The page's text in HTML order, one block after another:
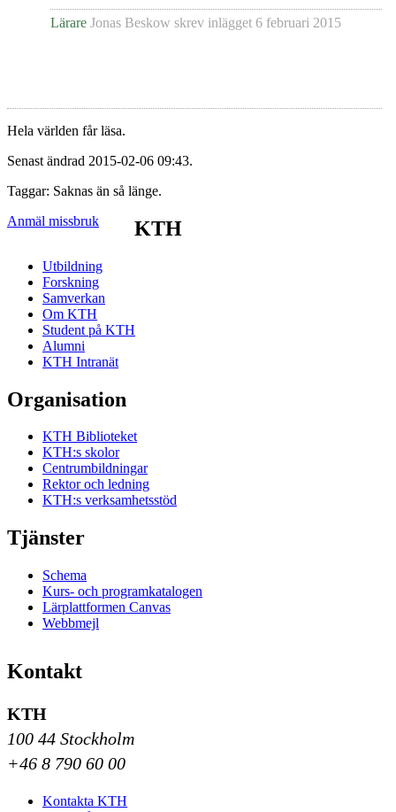
Lärare Jonas Beskow skrev inlägget 6 februari 2015
Hela världen får läsa.
Senast ändrad 2015-02-06 09:43.
Taggar: Saknas än så länge.
Anmäl missbruk
KTH
Utbildning
Forskning
Samverkan
Om KTH
Student på KTH
Alumni
KTH Intranät
Organisation
KTH Biblioteket
KTH:s skolor
Centrumbildningar
Rektor och ledning
KTH:s verksamhetsstöd
Tjänster
Schema
Kurs- och programkatalogen
Lärplattformen Canvas
Webbmejl
Kontakt
KTH
100 44 Stockholm
+46 8 790 60 00
Kontakta KTH